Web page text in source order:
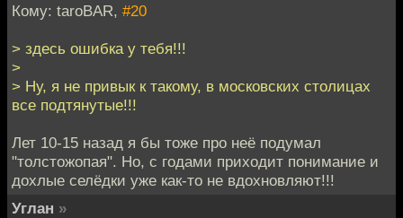
Кому: taroBAR, #20
> здесь ошибка у тебя!!!
>
> Ну, я не привык к такому, в московских столицах
все подтянутые!!!
Лет 10-15 назад я бы тоже про неё подумал
"толстожопая". Но, с годами приходит понимание и
дохлые селёдки уже как-то не вдохновляют!!!
Углан »